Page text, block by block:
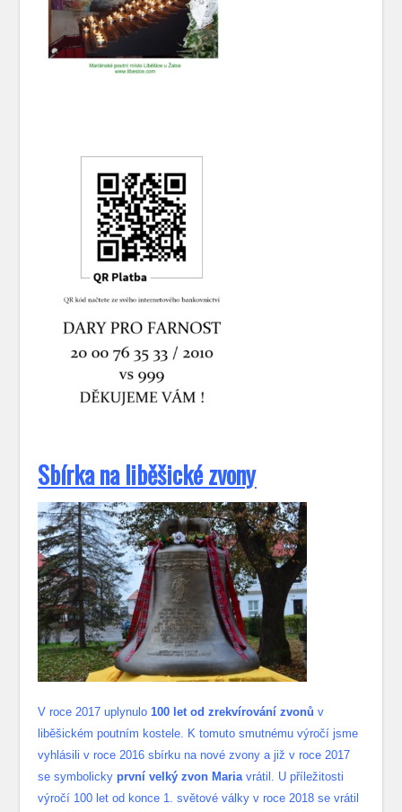
Sbírka na liběšické zvony
V roce 2017 uplynulo100 let od zrekvírování zvonů v
liběšickém poutním kostele. K tomuto smutnému výročí jsme
vyhlásili v roce 2016 sbírku na nové zvony a již v roce 2017
se symbolickyprvní velký zvon Mariavrátil. U příležitosti
výročí 100 let od konce 1. světové války v roce 2018 se vrátil